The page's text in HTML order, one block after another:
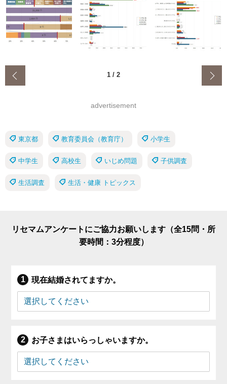
1 / 2
advertisement
東京都 教育委員会（教育庁） 小学生
中学生 高校生 いじめ問題 子供調査
生活調査 生活・健康 トピックス
リセマムアンケートにご協力お願いします（全15問・所
要時間：3分程度）
現在結婚されてますか。
お子さまはいらっしゃいますか。